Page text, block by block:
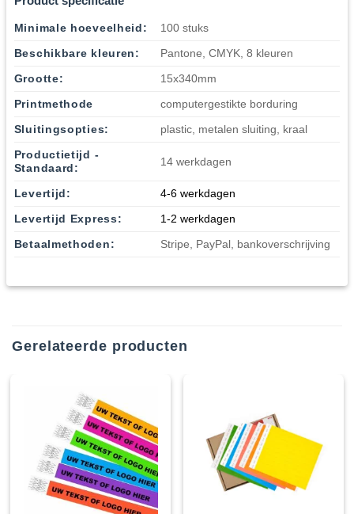
Minimale hoeveelheid:
100 stuks
Beschikbare kleuren:
Pantone, CMYK, 8 kleuren
Grootte:
15x340mm
Printmethode
computergestikte borduring
Sluitingsopties:
plastic, metalen sluiting, kraal
Productietijd -
Standaard:
14 werkdagen
Levertijd:
4-6 werkdagen
Levertijd Express:
1-2 werkdagen
Betaalmethoden:
Stripe, PayPal, bankoverschrijving
Gerelateerde producten